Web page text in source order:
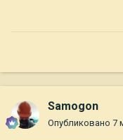
Samogon
Опубликовано 7